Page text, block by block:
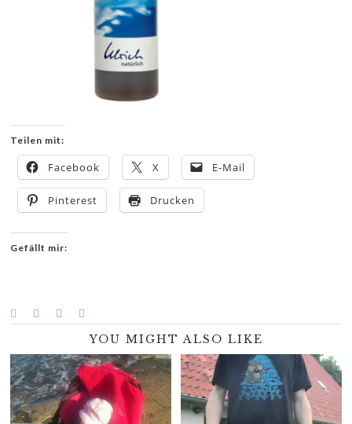
Teilen mit:
Facebook X E-Mail
Pinterest Drucken
Gefällt mir:
YOU MIGHT ALSO LIKE